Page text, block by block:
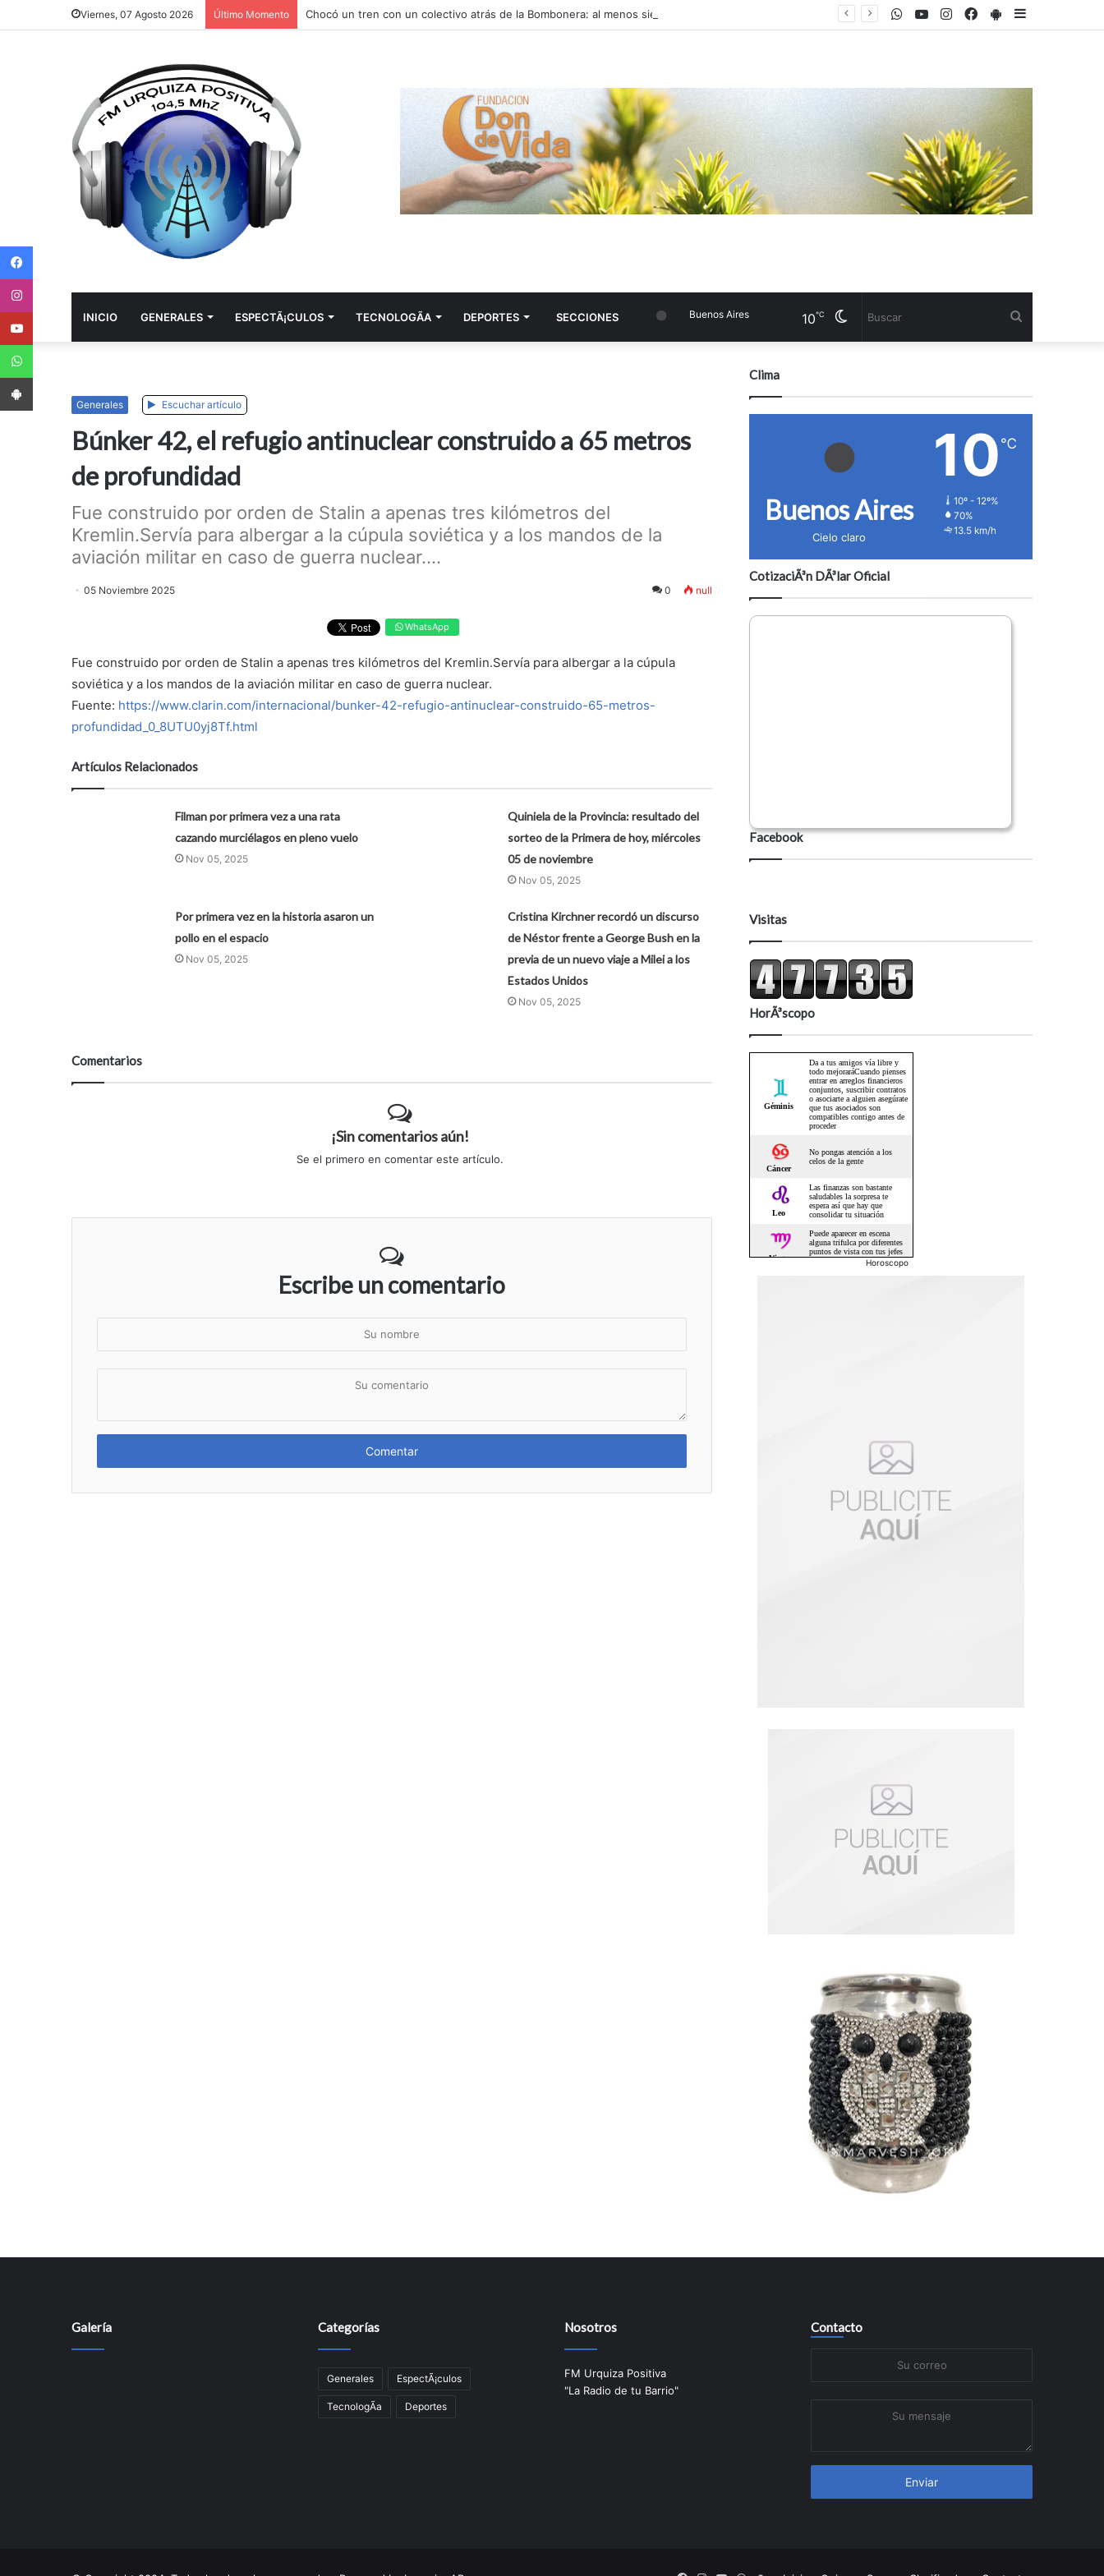
Viernes, 07 Agosto 2026 Último Momento Chocó un tren con un colectivo atrás de la Bombonera: al menos siete heridos PlayStore
Facebook
Instagram
Youtube
WhatsApp
INICIO GENERALES ESPECTÃ¡CULOS TECNOLOGÃ­A DEPORTES SECCIONES Cambiar
Buenos Aires 10℃
Generales Escuchar artículo
Búnker 42, el refugio antinuclear construido a 65 metros
de profundidad
Fue construido por orden de Stalin a apenas tres kilómetros del
Kremlin.Servía para albergar a la cúpula soviética y a los mandos de la
aviación militar en caso de guerra nuclear....
05 Noviembre 2025 0 null
WhatsApp
Fue construido por orden de Stalin a apenas tres kilómetros del Kremlin.Servía para albergar a la cúpula
soviética y a los mandos de la aviación militar en caso de guerra nuclear.
Fuente: https://www.clarin.com/internacional/bunker-42-refugio-antinuclear-construido-65-metros-
profundidad_0_8UTU0yj8Tf.html
Artículos Relacionados
Filman por primera vez a una rata
cazando murciélagos en pleno vuelo
Nov 05, 2025
Quiniela de la Provincia: resultado del
sorteo de la Primera de hoy, miércoles
05 de noviembre
Nov 05, 2025
Por primera vez en la historia asaron un
pollo en el espacio
Nov 05, 2025
Cristina Kirchner recordó un discurso
de Néstor frente a George Bush en la
previa de un nuevo viaje a Milei a los
Estados Unidos
Nov 05, 2025
Comentarios
¡Sin comentarios aún!
Se el primero en comentar este artículo.
Escribe un comentario
t
Clima
Buenos Aires
Cielo claro
10 ℃
10º - 12º%
70%
13.5 km/h
CotizaciÃ³n DÃ³lar Oficial
Facebook
Visitas
HorÃ³scopo
Horoscopo
Galería Categorías
Generales EspectÃ¡culos
TecnologÃ­a Deportes
Nosotros
FM Urquiza Positiva
"La Radio de tu Barrio"
Contacto
WhatsApp